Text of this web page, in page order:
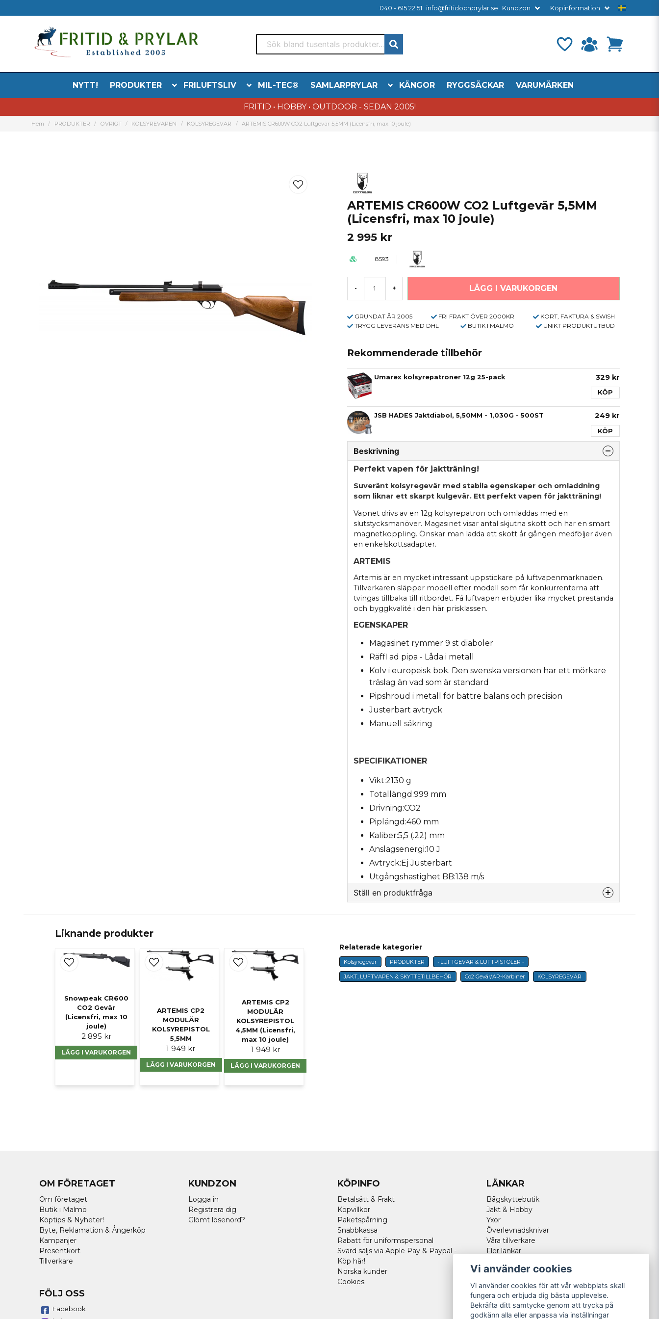
040 - 615 22 51 info@fritidochprylar.se Kundzon Köpinformation
NYTT! PRODUKTER FRILUFTSLIV MIL-TEC® SAMLARPRYLAR KÄNGOR RYGGSÄCKAR VARUMÄRKEN
FRITID • HOBBY • OUTDOOR - SEDAN 2005!
Hem PRODUKTER ÖVRIGT KOLSYREVAPEN KOLSYREGEVÄR ARTEMIS CR600W CO2 Luftgevär 5,5MM (Licensfri, max 10 joule)
ARTEMIS CR600W CO2 Luftgevär 5,5MM
(Licensfri, max 10 joule)
2 995 kr
8593
- + LÄGG I VARUKORGEN
GRUNDAT ÅR 2005 FRI FRAKT ÖVER 2000KR
KORT, FAKTURA & SWISH
TRYGG LEVERANS MED DHL
BUTIK I MALMÖ UNIKT PRODUKTUTBUD
Rekommenderade tillbehör
Umarex kolsyrepatroner 12g 25-pack 329 kr
KÖP
JSB HADES Jaktdiabol, 5,50MM - 1,030G - 500ST 249 kr
KÖP
Beskrivning
Perfekt vapen för jaktträning!
Suveränt kolsyregevär med stabila egenskaper och omladdning
som liknar ett skarpt kulgevär. Ett perfekt vapen för jaktträning!
Vapnet drivs av en 12g kolsyrepatron och omladdas med en
slutstycksmanöver. Magasinet visar antal skjutna skott och har en smart
magnetkoppling. Önskar man ladda ett skott år gången medföljer även
en enkelskottsadapter.
ARTEMIS
Artemis är en mycket intressant uppstickare på luftvapenmarknaden.
Tillverkaren släpper modell efter modell som får konkurrenterna att
tvingas tillbaka till ritbordet. Få luftvapen erbjuder lika mycket prestanda
och byggkvalité i den här prisklassen.
EGENSKAPER
Magasinet rymmer 9 st diaboler
Räffl ad pipa - Låda i metall
Kolv i europeisk bok. Den svenska versionen har ett mörkare
träslag än vad som är standard
Pipshroud i metall för bättre balans och precision
Justerbart avtryck
Manuell säkring
SPECIFIKATIONER
Vikt:2130 g
Totallängd:999 mm
Drivning:CO2
Piplängd:460 mm
Kaliber:5,5 (.22) mm
Anslagsenergi:10 J
Avtryck:Ej Justerbart
Utgångshastighet BB:138 m/s
Ställ en produktfråga
name
Namn email
E-postadress
Liknande produkter
Snowpeak CR600
CO2 Gevär
(Licensfri, max 10
joule)
2 895 kr
LÄGG I VARUKORGEN
ARTEMIS CP2
MODULÄR
KOLSYREPISTOL
5,5MM
1 949 kr
LÄGG I VARUKORGEN
ARTEMIS CP2
MODULÄR
KOLSYREPISTOL
4,5MM (Licensfri,
max 10 joule)
1 949 kr
LÄGG I VARUKORGEN
Relaterade kategorier
Kolsyregevär PRODUKTER • LUFTGEVÄR & LUFTPISTOLER •
JAKT, LUFTVAPEN & SKYTTETILLBEHÖR Co2 Gevär/AR-Karbiner KOLSYREGEVÄR
OM FÖRETAGET
Om företaget
Butik i Malmö
Köptips & Nyheter!
Byte, Reklamation & Ångerköp
Kampanjer
Presentkort
Tillverkare
KUNDZON
Logga in
Registrera dig
Glömt lösenord?
KÖPINFO
Betalsätt & Frakt
Köpvillkor
Paketspårning
Snabbkassa
Rabatt för uniformspersonal
Svärd säljs via Apple Pay & Paypal -
Köp här!
Norska kunder
Cookies
LÄNKAR
Bågskyttebutik
Jakt & Hobby
Yxor
Överlevnadsknivar
Våra tillverkare
Fler länkar
FÖLJ OSS
Facebook
Vi använder cookies
Vi använder cookies för att vår webbplats skall
fungera och erbjuda dig bästa upplevelse.
Bekräfta ditt samtycke genom att trycka på
godkänn alla eller anpassa via inställningar